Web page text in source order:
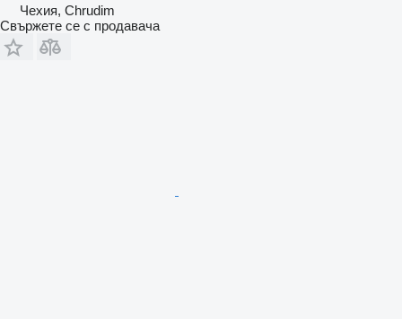
Чехия, Chrudim
Свържете се с продавача